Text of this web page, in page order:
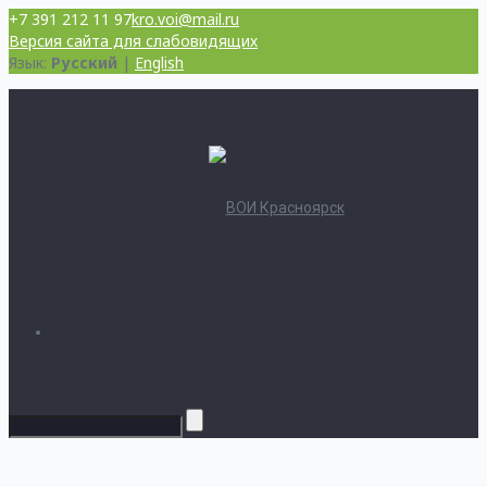
+7 391 212 11 97kro.voi@mail.ru
Версия сайта для слабовидящих
Язык: Русский | English